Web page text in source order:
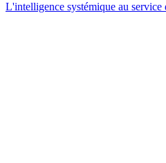
L'intelligence systémique au service